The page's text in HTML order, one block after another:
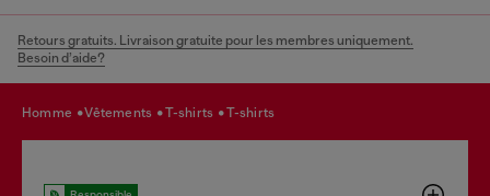
Retours gratuits. Livraison gratuite pour les membres uniquement.
Besoin d’aide?
homme vêtements t-shirts t-shirts